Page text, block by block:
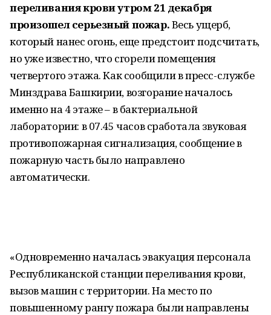
переливания крови утром 21 декабря
произошел серьезный пожар.Весь ущерб,
который нанес огонь, еще предстоит подсчитать,
но уже известно, что сгорели помещения
четвертого этажа. Как сообщили в пресс-службе
Минздрава Башкирии, возгорание началось
именно на 4 этаже – в бактериальной
лаборатории: в 07.45 часов сработала звуковая
противопожарная сигнализация, сообщение в
пожарную часть было направлено
автоматически.
«Одновременно началась эвакуация персонала
Республиканской станции переливания крови,
вызов машин с территории. На место по
повышенному рангу пожара были направлены